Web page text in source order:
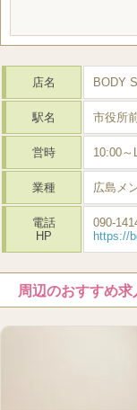
店名 BODY
駅名 市役所
営時 10:00～
業種 広島メ
電話
HP
090-
https://
周辺のおすすめ求